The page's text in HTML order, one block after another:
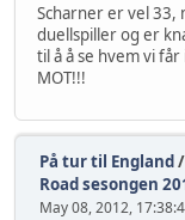
Scharner er vel 33,
duellspiller og er
til å å se hvem vi
MOT!!!
På tur til England/
Road sesongen
May 08, 2012,